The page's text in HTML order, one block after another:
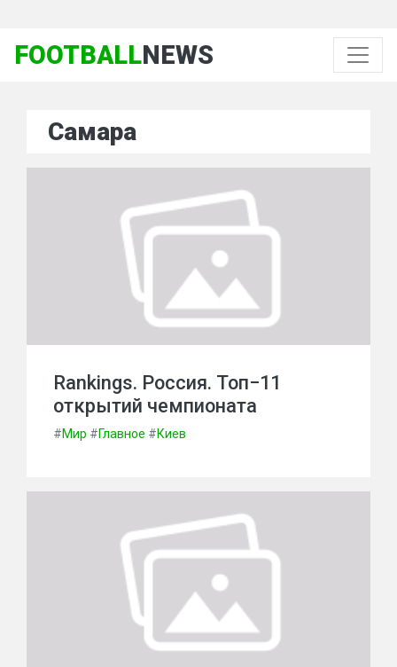
FOOTBALLNEWS
Самара
Rankings. Россия. Топ−11
открытий чемпионата
#Мир #Главное #Киев